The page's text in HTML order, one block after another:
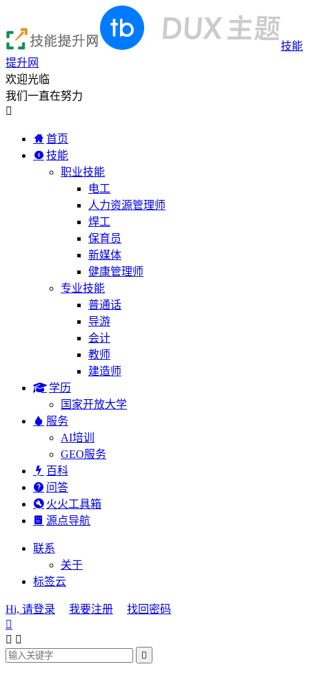
技能
提升网
欢迎光临
我们一直在努力

首页
技能
职业技能
电工
人力资源管理师
焊工
保育员
新媒体
健康管理师
专业技能
普通话
导游
会计
教师
建造师
学历
国家开放大学
服务
AI培训
GEO服务
百科
问答
火火工具箱
源点导航
联系
关于
标签云
Hi, 请登录 我要注册
找回密码

 
